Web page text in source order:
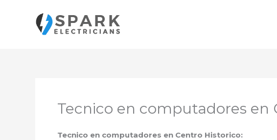
contenido
Tecnico en computadores en
Tecnico en computadores en Centro Historico: